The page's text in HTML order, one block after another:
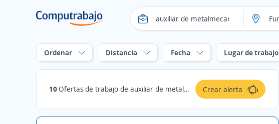
Ordenar Distancia Fecha Lugar de trabajo
10 Ofertas de trabajo de auxiliar de metalmecanica en Funza, Cundinamarca Crear alerta